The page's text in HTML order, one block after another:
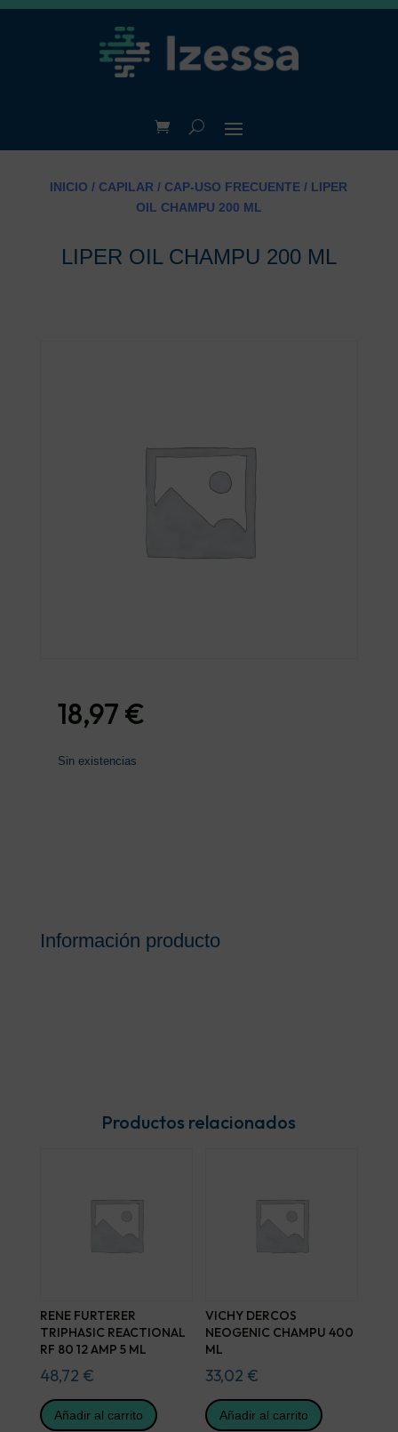
INICIO / CAPILAR / CAP-USO FRECUENTE / LIPER
OIL CHAMPU 200 ML
LIPER OIL CHAMPU 200 ML
18,97 €
Sin existencias
Información producto
Productos relacionados
RENE FURTERER
TRIPHASIC REACTIONAL
RF 80 12 AMP 5 ML
48,72 €
Añadir al carrito
VICHY DERCOS
NEOGENIC CHAMPU 400
ML
33,02 €
Añadir al carrito